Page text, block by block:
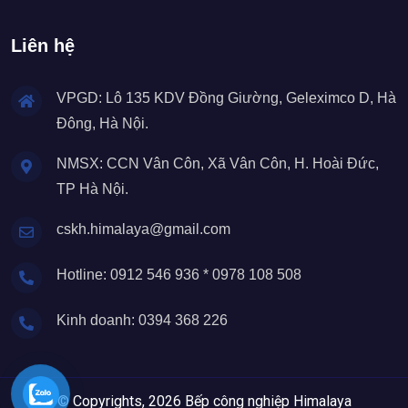
Liên hệ
VPGD: Lô 135 KDV Đồng Giường, Geleximco D, Hà
Đông, Hà Nội.
NMSX: CCN Vân Côn, Xã Vân Côn, H. Hoài Đức,
TP Hà Nội.
cskh.himalaya@gmail.com
Hotline: 0912 546 936 * 0978 108 508
Kinh doanh: 0394 368 226
© Copyrights, 2026 Bếp công nghiệp Himalaya